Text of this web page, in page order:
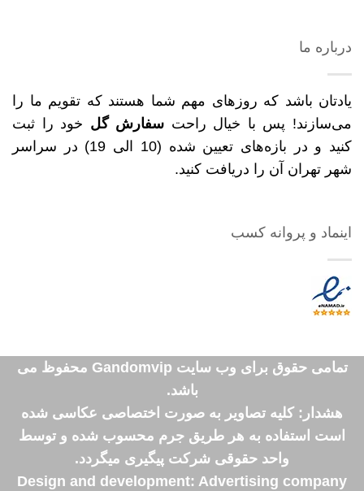
درباره ما
یادتان باشد که روزهای مهم شما هستند که تقویم ما را
می‌سازند! پس با خیال راحت سفارش گل خود را ثبت
کنید و در بازه‌های تعیین شده (10 الی 19) در سراسر
شهر تهران آن را دریافت کنید.
اینماد و پروانه کسب
تمامی حقوق برای وب سایت Gandomvip محفوظ می
باشد.
هشدار: کلیه تصاویر به صورت اختصاصی عکاسی شده
است استفاده به هر طریق جرم محسوب شده و توسط
واحد حقوقی شرکت پیگیری میگردد.
Design and development: Advertising company